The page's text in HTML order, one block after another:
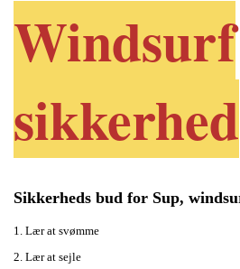
Windsurf
sikkerhed
Sikkerheds bud for Sup,
1. Lær at svømme
2. Lær at sejle